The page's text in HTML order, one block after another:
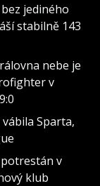
jediného
stabilně 143
nebe je
v
Sparta,
v
klub